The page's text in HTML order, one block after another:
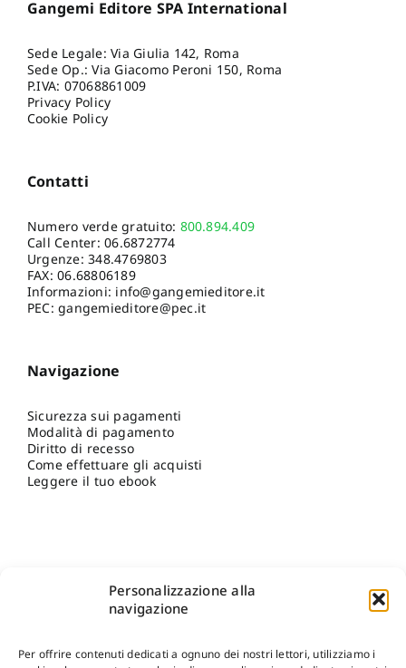
Personalizzazione alla
navigazione
Per offrire contenuti dedicati a ognuno dei nostri lettori, utilizziamo i
Gangemi Editore SPA International
Sede Legale: Via Giulia 142, Roma
Sede Op.: Via Giacomo Peroni 150, Roma
P.IVA: 07068861009
Privacy Policy
Cookie Policy
Contatti
Numero verde gratuito: 800.894.409
Call Center:06.6872774
Urgenze:348.4769803
FAX: 06.68806189
Informazioni: info@gangemieditore.it
PEC: gangemieditore@pec.it
Navigazione
Sicurezza sui pagamenti
Modalità di pagamento
Diritto di recesso
Come effettuare gli acquisti
Leggere il tuo ebook